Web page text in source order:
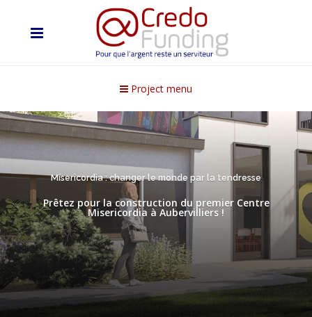
Project menu
Misericordia : changer le monde par la tendresse
Prêtez pour la construction du premier Centre
Misericordia à Aubervilliers !